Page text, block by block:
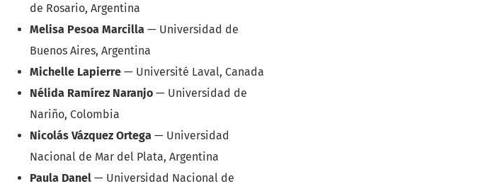
de Rosario, Argentina
Melisa Pesoa Marcilla — Universidad de
Buenos Aires, Argentina
Michelle Lapierre — Université Laval, Canada
Nélida Ramírez Naranjo — Universidad de
Nariño, Colombia
Nicolás Vázquez Ortega — Universidad
Nacional de Mar del Plata, Argentina
Paula Danel — Universidad Nacional de